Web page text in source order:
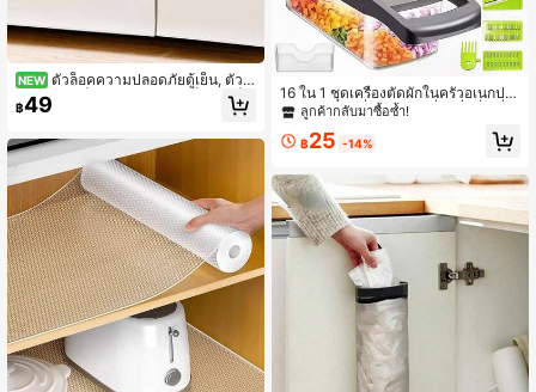
NEW ตัวล็อคความปลอดภัยตู้เย็น, ตัวล็
อคประตูตู้เย็น, ตัวปิดประตูตู้เย็น, ตัวล็อ
คความปลอดภัยเครื่องจ่ายน้ำ, ตัวล็อค
ดภัยเครื่องใช้ไฟฟ้าขนาดเล็ก, ตัวล็อคปิ
ด, ตัวล็อคความปลอดภัยแบบไม่ต้องเจ
าะ ติดด้วยกาว
฿49
16 ใน 1 ชุดเครื่องตัดผักในครัวอเนกประ
สงค์, พร้อมเครื่องมือตัด, หั่น, หั่นสี่เหลี่ย
มลูกเต๋า และกดอเนกประสงค์. พร้อมกล่
องผักใส, ตะกร้าระบายน้ำ และที่ป้องกัน
าย. เป็นตัวช่วยที่ดีสำหรับการหั่นในครัว
และง่ายต่อการจัดเก็บเครื่องมือหั่นผักใน
ครัวเรือน
ลูกค้ากลับมาซื้อซ้ำ!
฿25 -14%